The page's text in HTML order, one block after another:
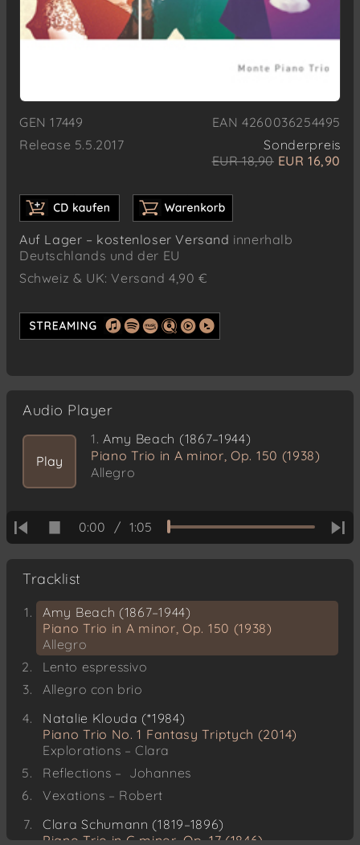
GEN 17449
EAN 4260036254495
Release 5.5.2017
Sonderpreis
EUR 18,90 EUR 16,90
Auf Lager – kostenloser Versand innerhalb
Deutschlands und der EU
Schweiz & UK: Versand 4,90 €
Audio Player
Play
1. Amy Beach (1867–1944)
Piano Trio in A minor, Op. 150 (1938)
Allegro
0:00 / 1:05
Tracklist
Amy Beach (1867–1944)
Piano Trio in A minor, Op. 150 (1938)
Allegro
Lento espressivo
Allegro con brio
Natalie Klouda (*1984)
Piano Trio No. 1 Fantasy Triptych (2014)
Explorations – Clara
Reflections – Johannes
Vexations – Robert
Clara Schumann (1819–1896)
Piano Trio in G minor, Op. 17 (1846)